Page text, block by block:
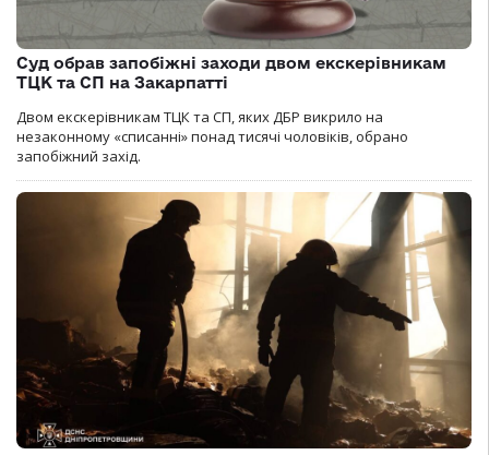
Суд обрав запобіжні заходи двом екскерівникам
ТЦК та СП на Закарпатті
Двом екскерівникам ТЦК та СП, яких ДБР викрило на
незаконному «списанні» понад тисячі чоловіків, обрано
запобіжний захід.